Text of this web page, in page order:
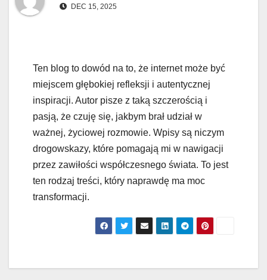
DEC 15, 2025
Ten blog to dowód na to, że internet może być
miejscem głębokiej refleksji i autentycznej
inspiracji. Autor pisze z taką szczerością i
pasją, że czuję się, jakbym brał udział w
ważnej, życiowej rozmowie. Wpisy są niczym
drogowskazy, które pomagają mi w nawigacji
przez zawiłości współczesnego świata. To jest
ten rodzaj treści, który naprawdę ma moc
transformacji.